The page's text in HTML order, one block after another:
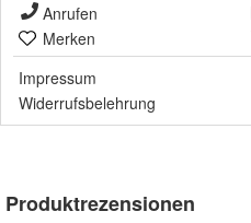
Anrufen
Merken
Impressum
Widerrufsbelehrung
Produktrezensionen